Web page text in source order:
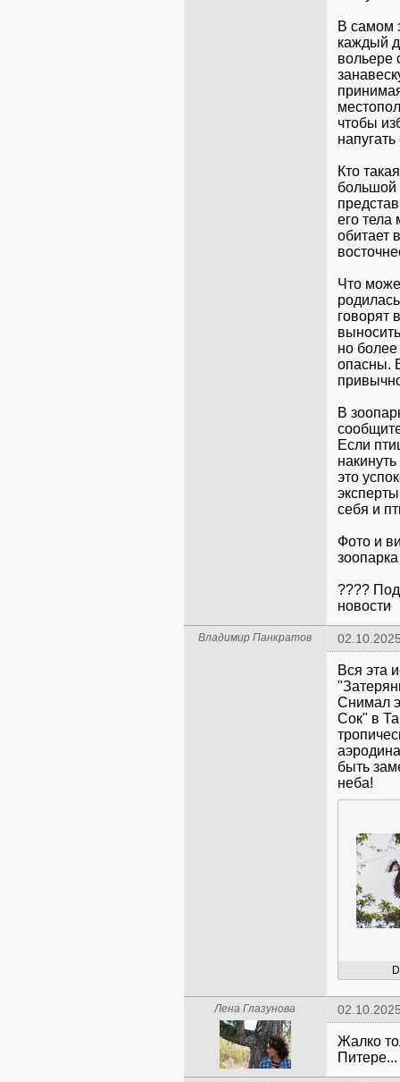
В самом
каждый
вольере
чтобы
напугать
Кто
большой
его тела
обитает
Что
говорят
но
опасны.
В
Если
это
себя и
Фото и
????
новости
Владимир Панкратов
Вся эта
Снимал
Сок" в
быть
неба!
Лена Глазунова
Жалко
Питере...